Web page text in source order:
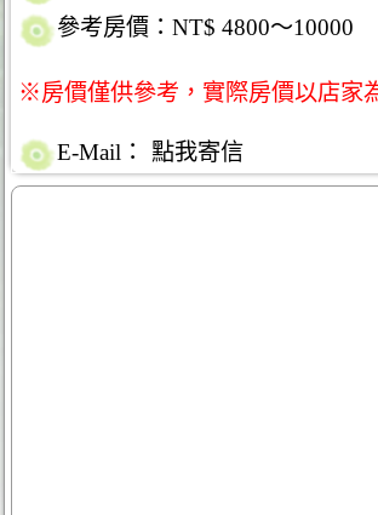
參考房價：NT$ 4800～10000
※房價僅供參考，實際房價以店家
E-Mail： 點我寄信